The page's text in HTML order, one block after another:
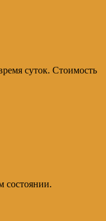
суток. Стоимость
состоянии.